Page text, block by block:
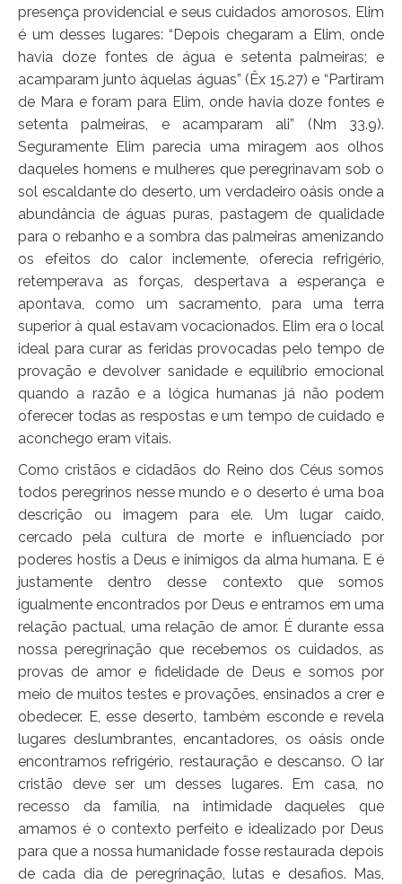
presença providencial e seus cuidados amorosos. Elim
é um desses lugares: “Depois chegaram a Elim, onde
havia doze fontes de água e setenta palmeiras; e
acamparam junto àquelas águas” (Êx 15.27) e “Partiram
de Mara e foram para Elim, onde havia doze fontes e
setenta palmeiras, e acamparam ali” (Nm 33.9).
Seguramente Elim parecia uma miragem aos olhos
daqueles homens e mulheres que peregrinavam sob o
sol escaldante do deserto, um verdadeiro oásis onde a
abundância de águas puras, pastagem de qualidade
para o rebanho e a sombra das palmeiras amenizando
os efeitos do calor inclemente, oferecia refrigério,
retemperava as forças, despertava a esperança e
apontava, como um sacramento, para uma terra
superior à qual estavam vocacionados. Elim era o local
ideal para curar as feridas provocadas pelo tempo de
provação e devolver sanidade e equilíbrio emocional
quando a razão e a lógica humanas já não podem
oferecer todas as respostas e um tempo de cuidado e
aconchego eram vitais.
Como cristãos e cidadãos do Reino dos Céus somos
todos peregrinos nesse mundo e o deserto é uma boa
descrição ou imagem para ele. Um lugar caído,
cercado pela cultura de morte e influenciado por
poderes hostis a Deus e inimigos da alma humana. E é
justamente dentro desse contexto que somos
igualmente encontrados por Deus e entramos em uma
relação pactual, uma relação de amor. É durante essa
nossa peregrinação que recebemos os cuidados, as
provas de amor e fidelidade de Deus e somos por
meio de muitos testes e provações, ensinados a crer e
obedecer. E, esse deserto, também esconde e revela
lugares deslumbrantes, encantadores, os oásis onde
encontramos refrigério, restauração e descanso. O lar
cristão deve ser um desses lugares. Em casa, no
recesso da família, na intimidade daqueles que
amamos é o contexto perfeito e idealizado por Deus
para que a nossa humanidade fosse restaurada depois
de cada dia de peregrinação, lutas e desafios. Mas,